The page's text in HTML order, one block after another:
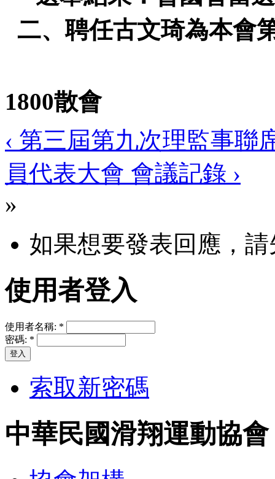
二、聘任古文琦為本會
1800散會
‹ 第三屆第九次理監事聯
員代表大會 會議記錄 ›
»
如果想要發表回應，請
使用者登入
使用者名稱: *
密碼: *
索取新密碼
中華民國滑翔運動協會